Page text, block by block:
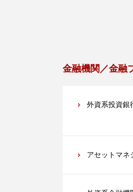
金融機関／金融
外資系投資銀
アセットマネ